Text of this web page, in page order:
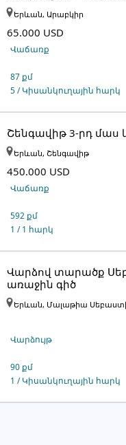
65.000 USD
Վաճառք
87 քմ
5 / Կիսանկուղային հարկ
Երևան, Արաբկիր
Շենգավիթ 3-րդ մաս
450.000 USD
Վաճառք
592 քմ
1 / 1 հարկ
Երևան, Շենգավիթ
Վարձով տարածք
առաջին գիծ
Վարձույթ
90 քմ
1 / Կիսանկուղային հարկ
Երևան, Մալաթիա